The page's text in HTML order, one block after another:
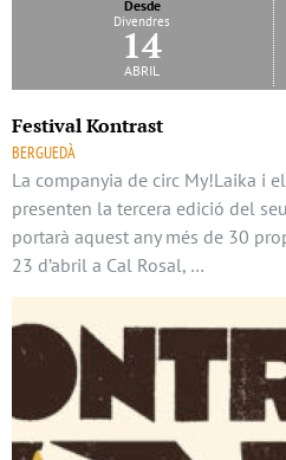
Desde
Divendres
14
abril
Festival Kontrast
BERGUEDÀ
La companyia de circ My!Laika i
presenten la tercera edició del
portarà aquest any més de 30
23 d’abril a Cal Rosal, …